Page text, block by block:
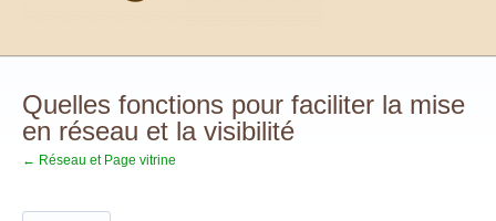
Quelles fonctions pour faciliter la mise
en réseau et la visibilité
← Réseau et Page vitrine